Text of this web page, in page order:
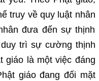
truy về quy luật nhân
đưa đến sự thịnh
trì sự cường thịnh
giáo là một việc đáng
giáo đang đối mặt